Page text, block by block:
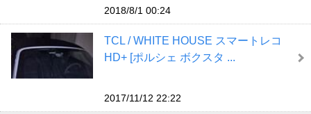
2018/8/1 00:24
TCL / WHITE HOUSE スマートレコ
HD+ [ポルシェ ボクスタ ...
2017/11/12 22:22